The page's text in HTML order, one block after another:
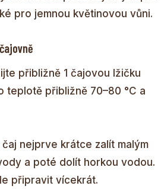
pro jemnou květinovou vůni.
přibližně 1 čajovou lžičku
teplotě přibližně 70–80 °C a
nejprve krátce zalít malým
a poté dolít horkou vodou.
připravit vícekrát.